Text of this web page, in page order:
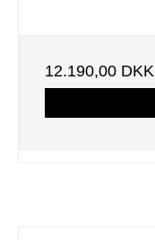
12.190,00 DKK